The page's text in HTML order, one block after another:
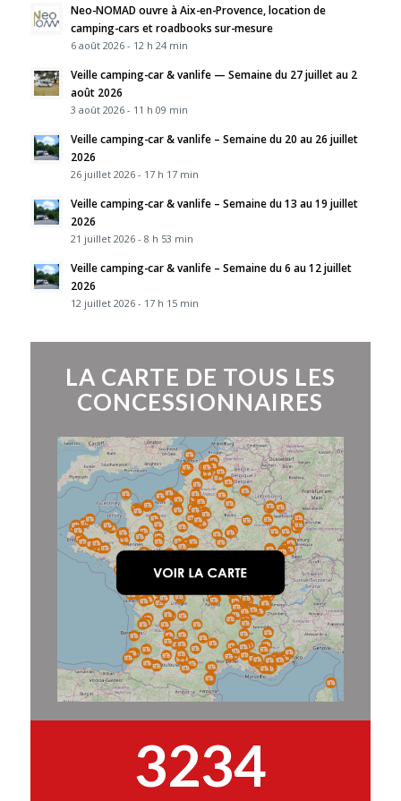
Neo-NOMAD ouvre à Aix-en-Provence, location de
camping-cars et roadbooks sur-mesure
6 août 2026 - 12 h 24 min
Veille camping-car & vanlife — Semaine du 27 juillet au 2
août 2026
3 août 2026 - 11 h 09 min
Veille camping-car & vanlife – Semaine du 20 au 26 juillet
2026
26 juillet 2026 - 17 h 17 min
Veille camping-car & vanlife – Semaine du 13 au 19 juillet
2026
21 juillet 2026 - 8 h 53 min
Veille camping-car & vanlife – Semaine du 6 au 12 juillet
2026
12 juillet 2026 - 17 h 15 min
LA CARTE DE TOUS LES
CONCESSIONNAIRES
3234